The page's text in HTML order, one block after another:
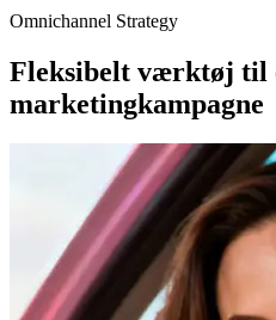
Omnichannel Strategy
Fleksibelt værktøj til
marketingkampagne